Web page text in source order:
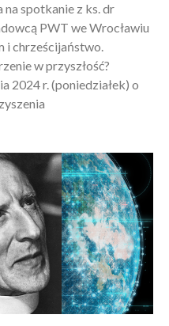
na spotkanie z ks. dr
PWT we Wrocławiu
i chrześcijaństwo.
w przyszłość?
2024 r. (poniedziałek) o